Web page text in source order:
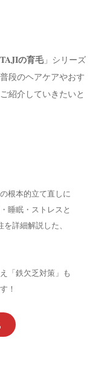
TAJIの育毛」シリーズ
段のヘアケアやおす
紹介していきたいと
根本的立て直しに
睡眠・ストレスと
詳細解説した、
「鉄欠乏対策」も
！